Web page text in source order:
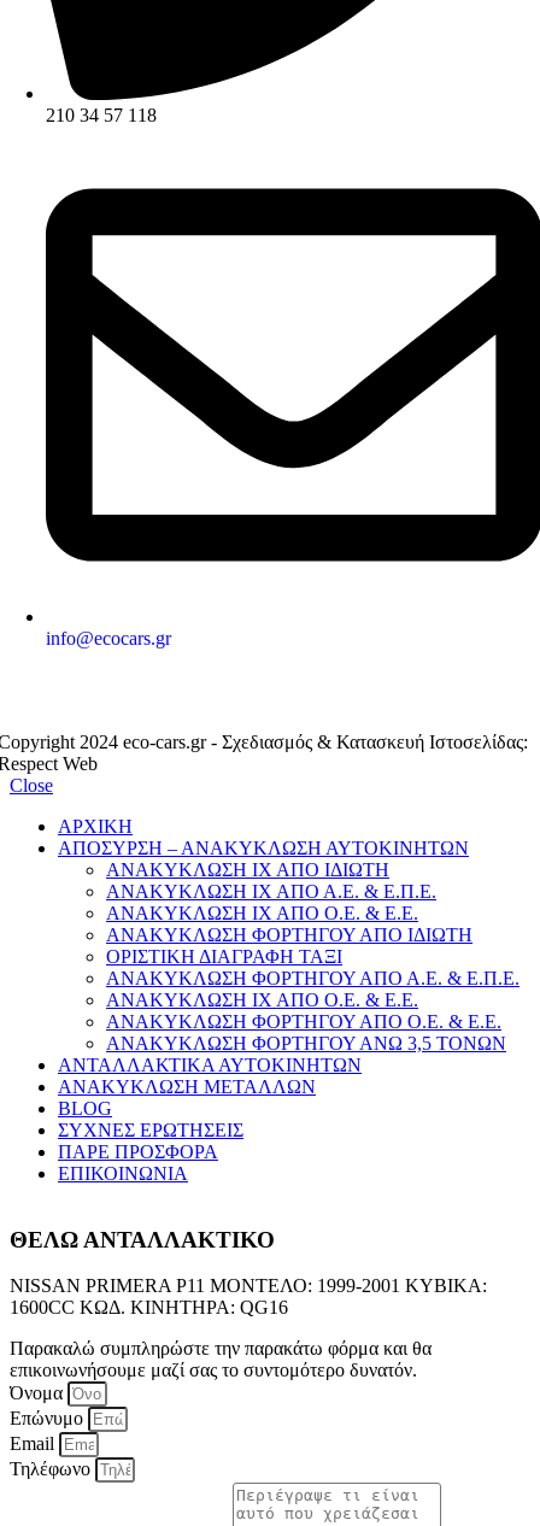
210 34 57 118
info@ecocars.gr
2024 eco-cars.gr - Σχεδιασμός & Κατασκευή Ιστοσελίδας:
Web
Close
ΑΡΧΙΚΗ
ΑΠΟΣΥΡΣΗ – ΑΝΑΚΥΚΛΩΣΗ ΑΥΤΟΚΙΝΗΤΩΝ
ΑΝΑΚΥΚΛΩΣΗ ΙΧ ΑΠΟ ΙΔΙΩΤΗ
ΑΝΑΚΥΚΛΩΣΗ ΙΧ ΑΠΟ Α.Ε. & Ε.Π.Ε.
ΑΝΑΚΥΚΛΩΣΗ ΙΧ ΑΠΟ Ο.Ε. & Ε.Ε.
ΑΝΑΚΥΚΛΩΣΗ ΦΟΡΤΗΓΟΥ ΑΠΟ ΙΔΙΩΤΗ
ΟΡΙΣΤΙΚΗ ΔΙΑΓΡΑΦΗ ΤΑΞΙ
ΑΝΑΚΥΚΛΩΣΗ ΦΟΡΤΗΓΟΥ ΑΠΟ Α.Ε. & Ε.Π.Ε.
ΑΝΑΚΥΚΛΩΣΗ ΙΧ ΑΠΟ Ο.Ε. & Ε.Ε.
ΑΝΑΚΥΚΛΩΣΗ ΦΟΡΤΗΓΟΥ ΑΠΟ Ο.Ε. & Ε.Ε.
ΑΝΑΚΥΚΛΩΣΗ ΦΟΡΤΗΓΟΥ ΑΝΩ 3,5 ΤΟΝΩΝ
ΑΝΤΑΛΛΑΚΤΙΚΑ ΑΥΤΟΚΙΝΗΤΩΝ
ΑΝΑΚΥΚΛΩΣΗ ΜΕΤΑΛΛΩΝ
BLOG
ΣΥΧΝΕΣ ΕΡΩΤΗΣΕΙΣ
ΠΑΡΕ ΠΡΟΣΦΟΡΑ
ΕΠΙΚΟΙΝΩΝΙΑ
ΘΕΛΩ ΑΝΤΑΛΛΑΚΤΙΚΟ
NISSAN PRIMERA P11 ΜΟΝΤΕΛΟ: 1999-2001 ΚΥΒΙΚΑ:
1600CC ΚΩΔ. ΚΙΝΗΤΗΡΑ: QG16
Παρακαλώ συμπληρώστε την παρακάτω φόρμα και θα
επικοινωνήσουμε μαζί σας το συντομότερο δυνατόν.
Όνομα
Επώνυμο
Email
Τηλέφωνο